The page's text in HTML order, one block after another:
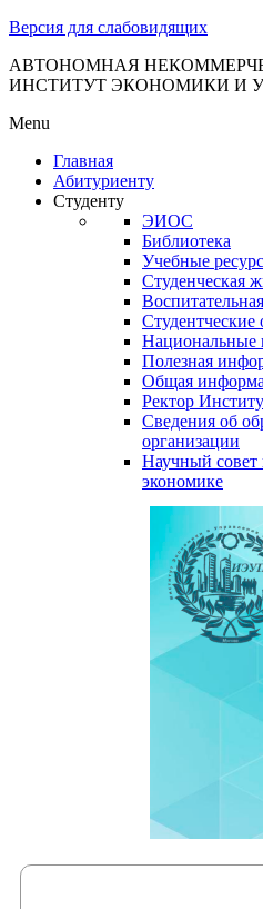
Версия для слабовидящих
АВТОНОМНАЯ
ИНСТИТУТ ЭКОНОМИКИ И
Menu
Главная
Абитуриенту
Студенту
ЭИОС
Библиотека
Учебные
Студенческая
Студентческие
Национальные
Полезная
Общая
Ректор
Сведения об
организации
Научный совет
экономике